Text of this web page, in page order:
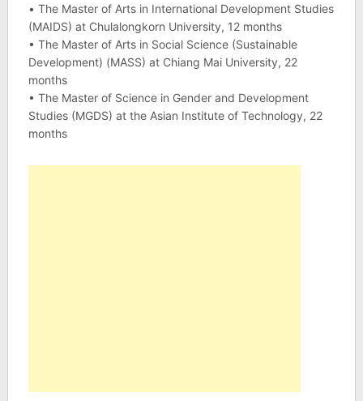
• The Master of Arts in International Development Studies
(MAIDS) at Chulalongkorn University, 12 months
• The Master of Arts in Social Science (Sustainable
Development) (MASS) at Chiang Mai University, 22
months
• The Master of Science in Gender and Development
Studies (MGDS) at the Asian Institute of Technology, 22
months